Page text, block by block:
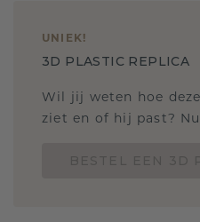
UNIEK!
3D PLASTIC REPLICA
Wil jij weten hoe
ziet en of hij past?